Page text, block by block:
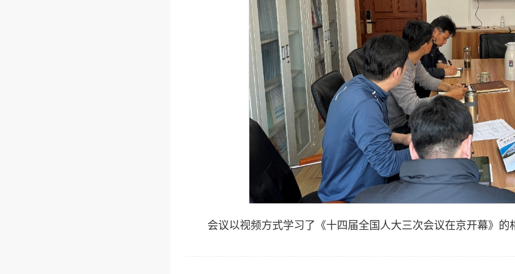
会议以视频方式学习了《十四届全国人大三次会议在京开幕》的